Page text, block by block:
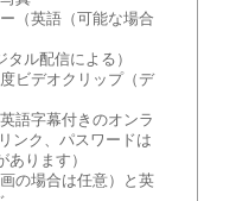
（英語（可能な場合
ル配信による）
ビデオクリップ（デ
語字幕付きのオンラ
ンク、パスワードは
ります）
の場合は任意）と英